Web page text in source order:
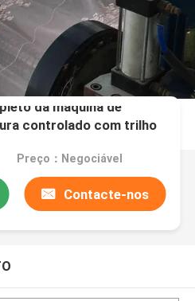
da máquina de
controlado com trilho
Preço：Negociável
Contacte-nos